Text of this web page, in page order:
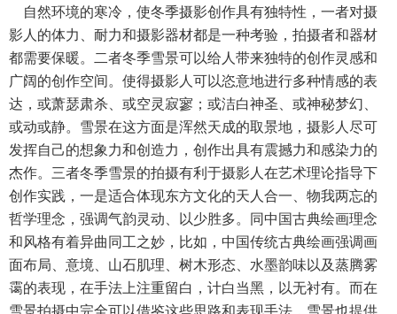
自然环境的寒冷，使冬季摄影创作具有独特性，一者对摄
影人的体力、耐力和摄影器材都是一种考验，拍摄者和器材
都需要保暖。二者冬季雪景可以给人带来独特的创作灵感和
广阔的创作空间。使得摄影人可以恣意地进行多种情感的表
达，或萧瑟肃杀、或空灵寂寥；或洁白神圣、或神秘梦幻、
或动或静。雪景在这方面是浑然天成的取景地，摄影人尽可
发挥自己的想象力和创造力，创作出具有震撼力和感染力的
杰作。三者冬季雪景的拍摄有利于摄影人在艺术理论指导下
创作实践，一是适合体现东方文化的天人合一、物我两忘的
哲学理念，强调气韵灵动、以少胜多。同中国古典绘画理念
和风格有着异曲同工之妙，比如，中国传统古典绘画强调画
面布局、意境、山石肌理、树木形态、水墨韵味以及蒸腾雾
霭的表现，在手法上注重留白，计白当黑，以无衬有。而在